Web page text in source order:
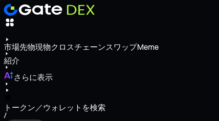
市場先物現物クロスチェーンスワップMeme
紹介
さらに表示
トークン／ウォレットを検索
/